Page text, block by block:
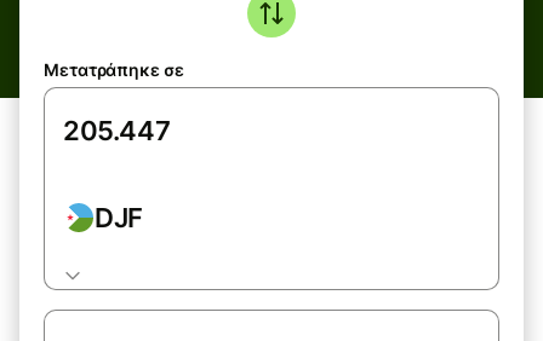
Μετατράπηκε σε
DJF